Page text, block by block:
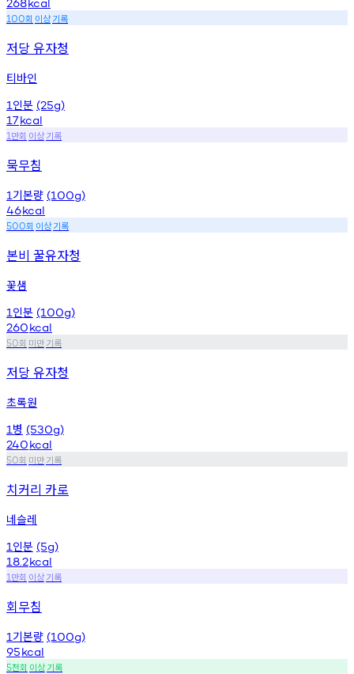
100회 이상기록
저당 유자청
티바인
1 인분 (25g)
17kcal
1 만회 이상기록
묵무침
1 기본량 (100g)
46kcal
500회 이상기록
본비 꿀유자청
꽃샘
1 인분 (100g)
260kcal
50회 미만기록
저당 유자청
초록원
1 병 (530g)
240kcal
50회 미만기록
치커리 카로
네슬레
1 인분 (5g)
18.2kcal
1 만회 이상기록
회무침
1 기본량 (100g)
95kcal
5천회 이상기록